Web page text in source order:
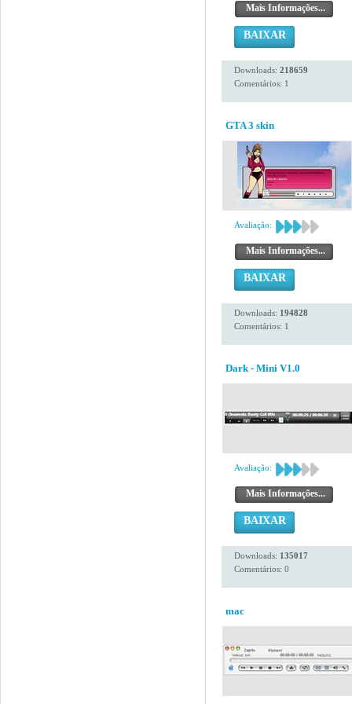
Mais Informações...
BAIXAR
Downloads: 218659
Comentários: 1
GTA 3 skin
Avaliação:
Mais Informações...
BAIXAR
Downloads: 194828
Comentários: 1
Dark - Mini V1.0
Avaliação:
Mais Informações...
BAIXAR
Downloads: 135017
Comentários: 0
mac